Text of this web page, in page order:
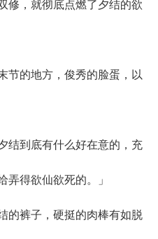
，就彻底点燃了夕结的欲
的地方，俊秀的脸蛋，以
到底有什么好在意的，充
弄得欲仙欲死的。」
裤子，硬挺的肉棒有如脱